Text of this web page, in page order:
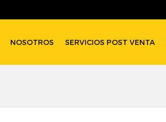
NOSOTROS SERVICIOS POST VENTA